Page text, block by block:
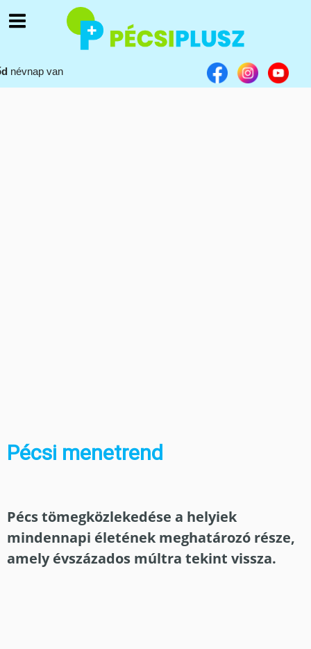
névnap van
Pécsi menetrend
Pécs tömegközlekedése a helyiek
mindennapi életének meghatározó része,
amely évszázados múltra tekint vissza.